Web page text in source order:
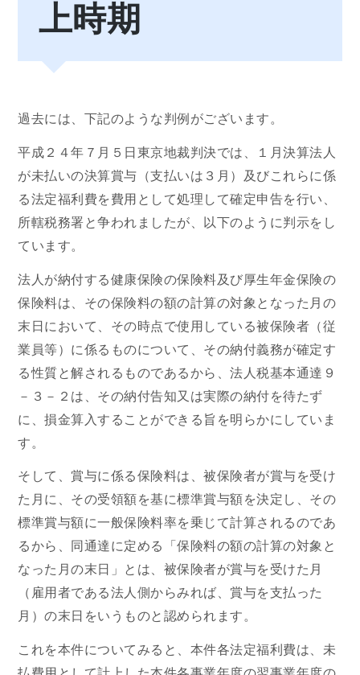
上時期
過去には、下記のような判例がございます。
平成２４年７月５日東京地裁判決では、１月決算法人
が未払いの決算賞与（支払いは３月）及びこれらに係
る法定福利費を費用として処理して確定申告を行い、
所轄税務署と争われましたが、以下のように判示をし
ています。
法人が納付する健康保険の保険料及び厚生年金保険の
保険料は、その保険料の額の計算の対象となった月の
末日において、その時点で使用している被保険者（従
業員等）に係るものについて、その納付義務が確定す
る性質と解されるものであるから、法人税基本通達９
－３－２は、その納付告知又は実際の納付を待たず
に、損金算入することができる旨を明らかにしていま
す。
そして、賞与に係る保険料は、被保険者が賞与を受け
た月に、その受領額を基に標準賞与額を決定し、その
標準賞与額に一般保険料率を乗じて計算されるのであ
るから、同通達に定める「保険料の額の計算の対象と
なった月の末日」とは、被保険者が賞与を受けた月
（雇用者である法人側からみれば、賞与を支払った
月）の末日をいうものと認められます。
これを本件についてみると、本件各法定福利費は、未